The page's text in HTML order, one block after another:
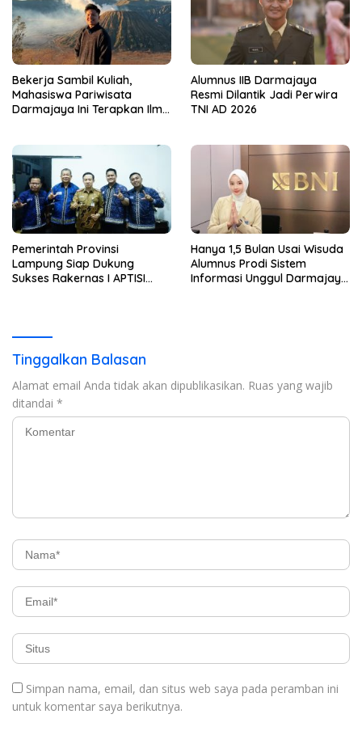
Bekerja Sambil Kuliah,
Mahasiswa Pariwisata
Darmajaya Ini Terapkan Ilmu
Alumnus IIB Darmajaya
Resmi Dilantik Jadi Perwira
TNI AD 2026
Pemerintah Provinsi
Lampung Siap Dukung
Sukses Rakernas I APTISI
Hanya 1,5 Bulan Usai Wisuda
Alumnus Prodi Sistem
Informasi Unggul Darmajaya
Tinggalkan Balasan
Alamat email Anda tidak akan dipublikasikan. Ruas yang wajib
ditandai *
Simpan nama, email, dan situs web saya pada peramban ini
untuk komentar saya berikutnya.